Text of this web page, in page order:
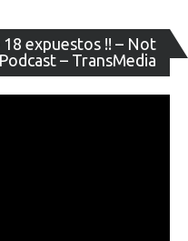
expuestos !! – Not
Podcast – TransMedia
de